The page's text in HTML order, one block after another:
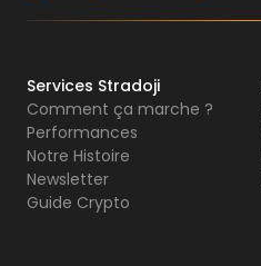
Services Stradoji
Comment ça marche ?
Performances
Notre Histoire
Newsletter
Guide Crypto